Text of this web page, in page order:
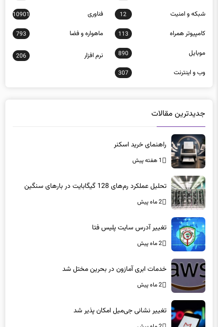
شبكه و امنيت 12 فناوری 10901
كامپيوتر همراه 113 ماهواره و فضا 793
موبايل 890 نرم افزار 206
وب و اينترنت 307
جدیدترین مقالات
راهنمای خرید اسکنر
1 هفته پیش
تحلیل عملکرد رم‌های 128 گیگابایت در بارهای سنگین
2 ماه پیش
تغییر آدرس سایت پلیس فتا
2 ماه پیش
خدمات ابری آمازون در بحرین مختل شد
2 ماه پیش
تغییر نشانی جی‌میل امکان پذیر شد